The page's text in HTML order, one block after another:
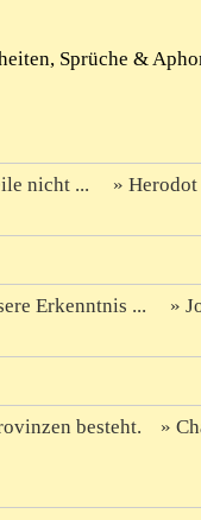
Sprüche &
nicht ...
Herodot
Erkenntnis ...
besteht.